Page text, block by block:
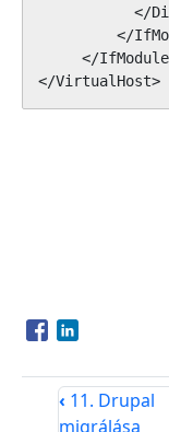
</
</
</
</VirtualHost>
Opens in a new
Opens in a
‹ 11. Drupal
migrálása